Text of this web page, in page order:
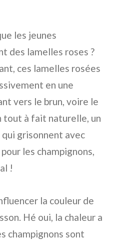
les jeunes
des lamelles roses ?
ces lamelles rosées
en une
vers le brun, voire le
tout à fait naturelle, un
grisonnent avec
les champignons,
!
la couleur de
Hé oui, la chaleur a
champignons sont